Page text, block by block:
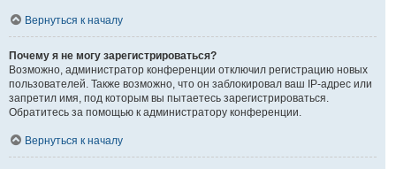
Вернуться к началу
Почему я не могу зарегистрироваться?
Возможно, администратор конференции отключил регистрацию новых
пользователей. Также возможно, что он заблокировал ваш IP-адрес или
запретил имя, под которым вы пытаетесь зарегистрироваться.
Обратитесь за помощью к администратору конференции.
Вернуться к началу